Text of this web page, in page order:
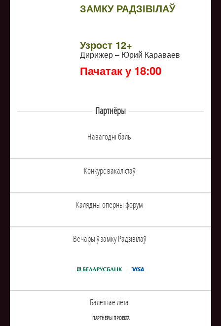
ЗАМКУ РАДЗІВІЛАЎ
Узрoст 12+
Дирижер – Юрий Караваев
Пачатак у 18:00
Партнёры
Навагоднi баль
Конкурс вакалiстаў
Калядны оперны форум
Вечары ў замку Радзiвiлаў
Балетнае лета
ПАРТНЕРЫ ПРОЕКТА